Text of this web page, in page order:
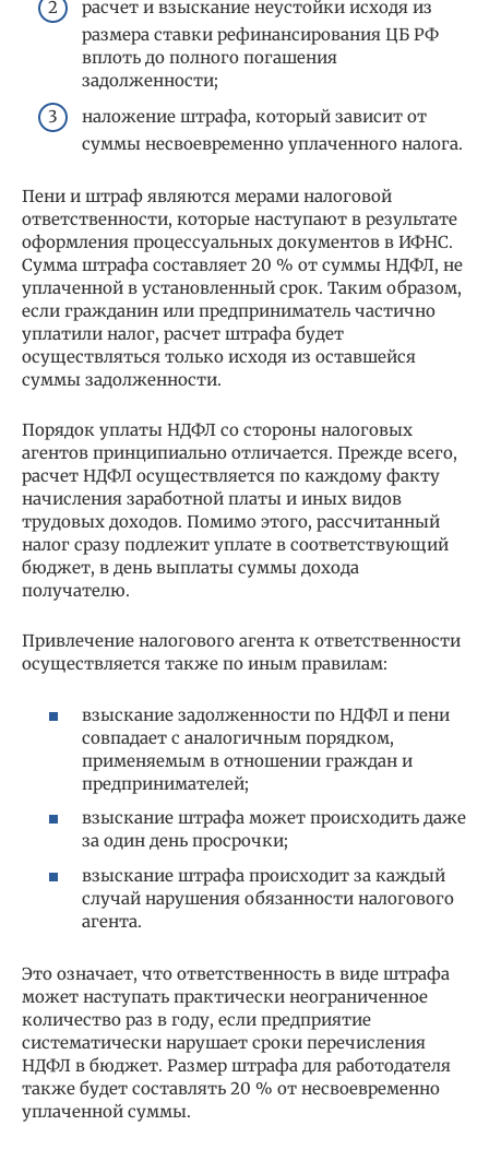
расчет и взыскание неустойки исходя из
размера ставки рефинансирования ЦБ РФ
вплоть до полного погашения
задолженности;
наложение штрафа, который зависит от
суммы несвоевременно уплаченного налога.
Пени и штраф являются мерами налоговой
ответственности, которые наступают в результате
оформления процессуальных документов в ИФНС.
Сумма штрафа составляет 20 % от суммы НДФЛ, не
уплаченной в установленный срок. Таким образом,
если гражданин или предприниматель частично
уплатили налог, расчет штрафа будет
осуществляться только исходя из оставшейся
суммы задолженности.
Порядок уплаты НДФЛ со стороны налоговых
агентов принципиально отличается. Прежде всего,
расчет НДФЛ осуществляется по каждому факту
начисления заработной платы и иных видов
трудовых доходов. Помимо этого, рассчитанный
налог сразу подлежит уплате в соответствующий
бюджет, в день выплаты суммы дохода
получателю.
Привлечение налогового агента к ответственности
осуществляется также по иным правилам:
взыскание задолженности по НДФЛ и пени
совпадает с аналогичным порядком,
применяемым в отношении граждан и
предпринимателей;
взыскание штрафа может происходить даже
за один день просрочки;
взыскание штрафа происходит за каждый
случай нарушения обязанности налогового
агента.
Это означает, что ответственность в виде штрафа
может наступать практически неограниченное
количество раз в году, если предприятие
систематически нарушает сроки перечисления
НДФЛ в бюджет. Размер штрафа для работодателя
также будет составлять 20 % от несвоевременно
уплаченной суммы.